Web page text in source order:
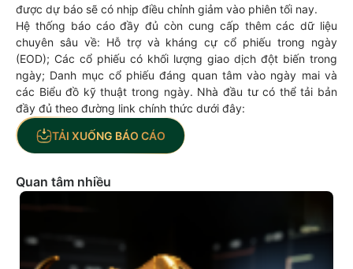
được dự báo sẽ có nhịp điều chỉnh giảm vào phiên tối nay.
Hệ thống báo cáo đầy đủ còn cung cấp thêm các dữ liệu
chuyên sâu về: Hỗ trợ và kháng cự cổ phiếu trong ngày
(EOD); Các cổ phiếu có khối lượng giao dịch đột biến trong
ngày; Danh mục cổ phiếu đáng quan tâm vào ngày mai và
các Biểu đồ kỹ thuật trong ngày. Nhà đầu tư có thể tải bản
đầy đủ theo đường link chính thức dưới đây:
TẢI XUỐNG BÁO CÁO
Quan tâm nhiều